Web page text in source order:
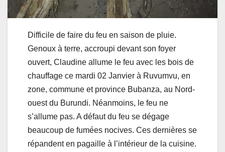
Difficile de faire du feu en saison de pluie.
Genoux à terre, accroupi devant son foyer
ouvert, Claudine allume le feu avec les bois de
chauffage ce mardi 02 Janvier à Ruvumvu, en
zone, commune et province Bubanza, au Nord-
ouest du Burundi. Néanmoins, le feu ne
s’allume pas. A défaut du feu se dégage
beaucoup de fumées nocives. Ces dernières se
répandent en pagaille à l’intérieur de la cuisine.